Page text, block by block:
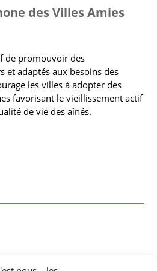
des Villes Amies
de promouvoir des
et adaptés aux besoins des
les villes à adopter des
favorisant le vieillissement actif
de vie des aînés.